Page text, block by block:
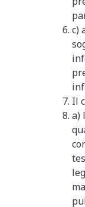
c)
Il
a)